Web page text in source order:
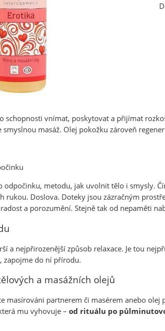
schopnosti vnímat, poskytovat a přijímat
masáž. Olej pokožku zároveň
odpočinku, metodu, jak uvolnit tělo i smysly.
rukou. Doslova. Doteky jsou zázračným
a porozumění. Stejně tak od nepaměti
a nejpřirozenější způsob relaxace. Je tou
zapojme do ní přírodu.
a masážních olejů
masírováni partnerem či masérem anebo
mu vyhovuje – od rituálu po